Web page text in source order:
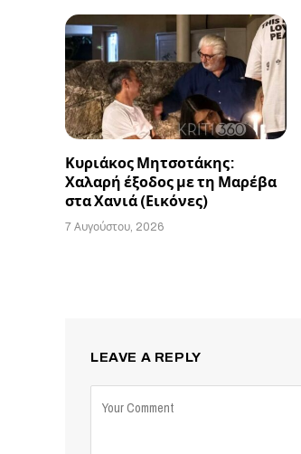
Κυριάκος Μητσοτάκης:
Χαλαρή έξοδος με τη Μαρέβα
στα Χανιά (Εικόνες)
7 Αυγούστου, 2026
LEAVE A REPLY